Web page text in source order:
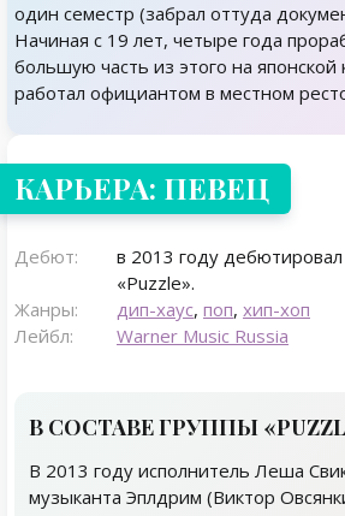
один семестр (забрал оттуда
Начиная с 19 лет, четыре года
большую часть из этого на японской
работал официантом в местном
КАРЬЕРА: ПЕВЕЦ
Дебют:
в 2013 году дебютировал
«Puzzle».
Жанры:
дип-хаус, поп, хип-хоп
Лейбл:
Warner Music Russia
В СОСТАВЕ ГРУППЫ
В 2013 году исполнитель Леша
музыканта Эплдрим (Виктор